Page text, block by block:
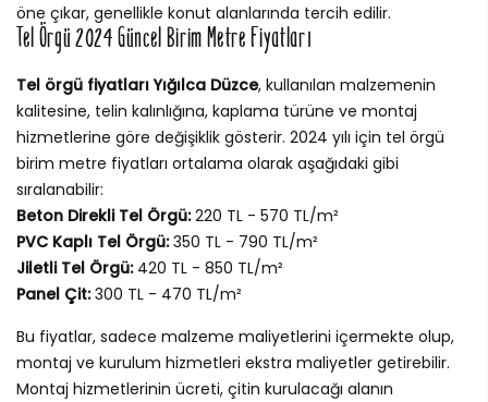
öne çıkar, genellikle konut alanlarında tercih edilir.
Tel Örgü 2024 Güncel Birim Metre Fiyatları
Tel örgü fiyatları Yığılca Düzce, kullanılan malzemenin
kalitesine, telin kalınlığına, kaplama türüne ve montaj
hizmetlerine göre değişiklik gösterir. 2024 yılı için tel örgü
birim metre fiyatları ortalama olarak aşağıdaki gibi
sıralanabilir:
Beton Direkli Tel Örgü:220 TL - 570 TL/m²
PVC Kaplı Tel Örgü:350 TL - 790 TL/m²
Jiletli Tel Örgü:420 TL - 850 TL/m²
Panel Çit:300 TL - 470 TL/m²
Bu fiyatlar, sadece malzeme maliyetlerini içermekte olup,
montaj ve kurulum hizmetleri ekstra maliyetler getirebilir.
Montaj hizmetlerinin ücreti, çitin kurulacağı alanın